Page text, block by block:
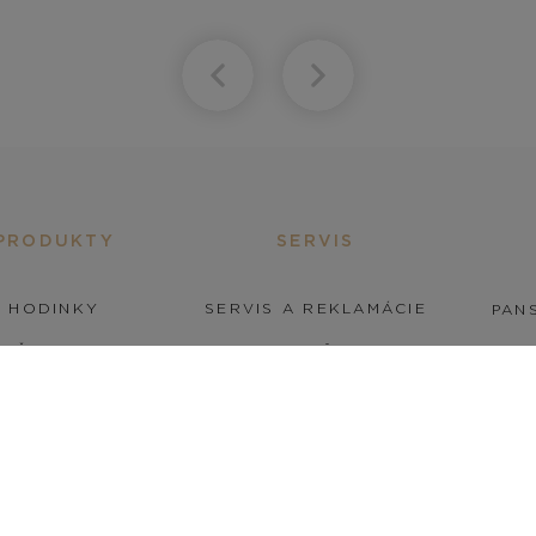
HODINKY
ŠPERKY
SERVIS
SERVIS A REKLAMÁCIE
STAROSTLIVOSŤ O HODINKY